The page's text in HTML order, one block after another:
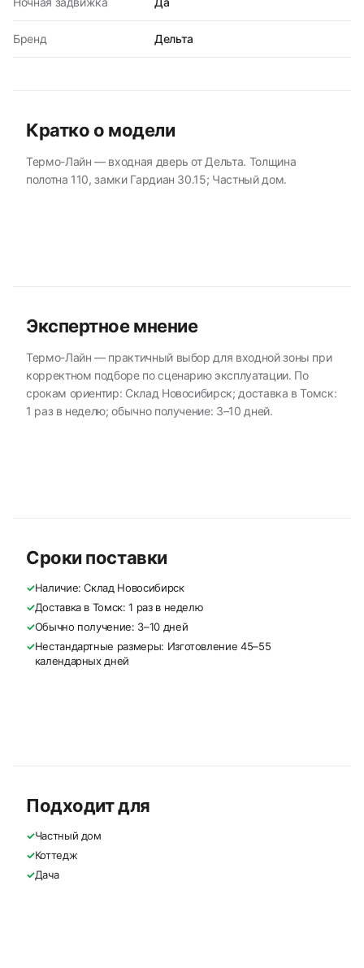
Бренд Дельта
Кратко о модели
Термо-Лайн — входная дверь от Дельта. Толщина
полотна 110, замки Гардиан 30.15; Частный дом.
Экспертное мнение
Термо-Лайн — практичный выбор для входной зоны при
корректном подборе по сценарию эксплуатации. По
срокам ориентир: Склад Новосибирск; доставка в Томск:
1 раз в неделю; обычно получение: 3–10 дней.
Сроки поставки
✓Наличие: Склад Новосибирск
✓Доставка в Томск: 1 раз в неделю
✓Обычно получение: 3–10 дней
✓Нестандартные размеры: Изготовление 45–55
календарных дней
Подходит для
✓Частный дом
✓Коттедж
✓Дача